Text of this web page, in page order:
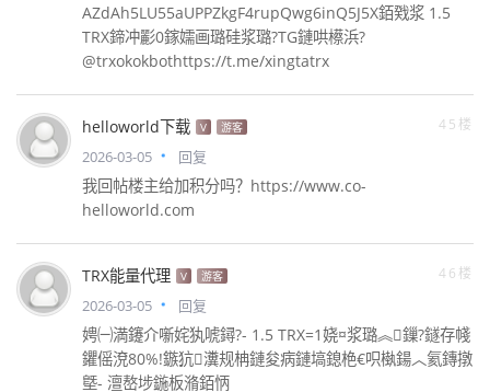
AZdAh5LU55aUPPZkgF4rupQwg6inQ5J5X銆戣浆 1.5
TRX鍗冲彲0鎵嬬画璐硅浆璐?TG鏈哄櫒浜?
@trxokokbothttps://t.me/xingtatrx
helloworld下载 V 游客 45楼
2026-03-05 回复
我回帖楼主给加积分吗？https://www.co-
helloworld.com
TRX能量代理 V 游客 46楼
2026-03-05 回复
娉㈠満鑳介噺姹犱唬鐞?- 1.5 TRX=1娆¤浆璐︽鏁?鐩存帴
鑺傜渷80%!鏃犺瀵规柟鏈夋病鏈塙鎴栬€呮槸鍚︿氦鏄撴
墍- 澶嶅埗鍦板潃銆怲